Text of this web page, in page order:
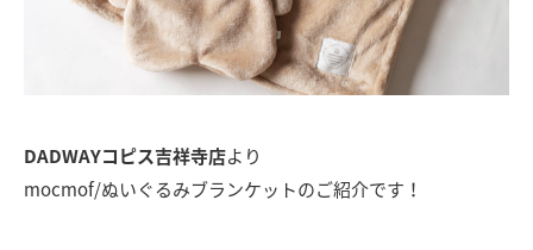
DADWAYコピス吉祥寺店より
mocmof/ぬいぐるみブランケットのご紹介です！